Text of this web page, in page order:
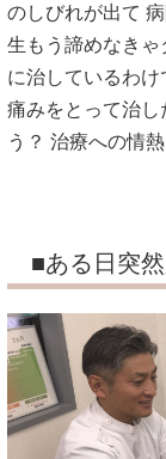
のしびれが出て
生もう諦めなきゃ
に治しているわけ
痛みをとって治
う？ 治療への情
■ある日突